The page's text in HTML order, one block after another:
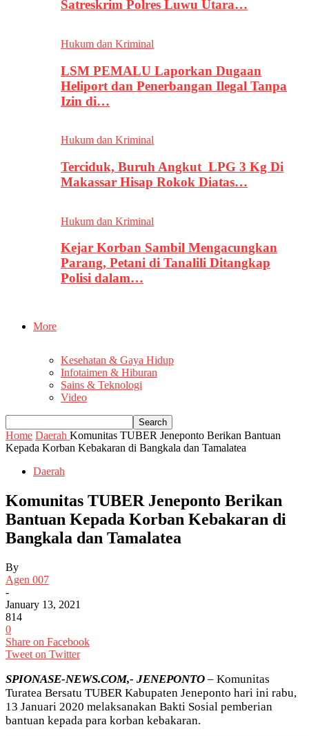
Satreskrim Polres Luwu Utara…
Hukum dan Kriminal
LSM PEMALU Laporkan Dugaan
Heliport dan Penerbangan Ilegal Tanpa
Izin di…
Hukum dan Kriminal
Terciduk, Buruh Angkut LPG 3 Kg Di
Makassar Hisap Rokok Diatas…
Hukum dan Kriminal
Kejar Korban Sambil Mengacungkan
Parang, Petani di Tanalili Ditangkap
Polisi dalam…
More
Kesehatan & Gaya Hidup
Infotaimen & Hiburan
Sains & Teknologi
Video
Home Daerah Komunitas TUBER Jeneponto Berikan Bantuan
Kepada Korban Kebakaran di Bangkala dan Tamalatea
Daerah
Komunitas TUBER Jeneponto Berikan
Bantuan Kepada Korban Kebakaran di
Bangkala dan Tamalatea
By
Agen 007
-
January 13, 2021
814
0
Share on Facebook
Tweet on Twitter
SPIONASE-NEWS.COM,- JENEPONTO – Komunitas
Turatea Bersatu TUBER Kabupaten Jeneponto hari ini rabu,
13 Januari 2020 melaksanakan Bakti Sosial pemberian
bantuan kepada para korban kebakaran.